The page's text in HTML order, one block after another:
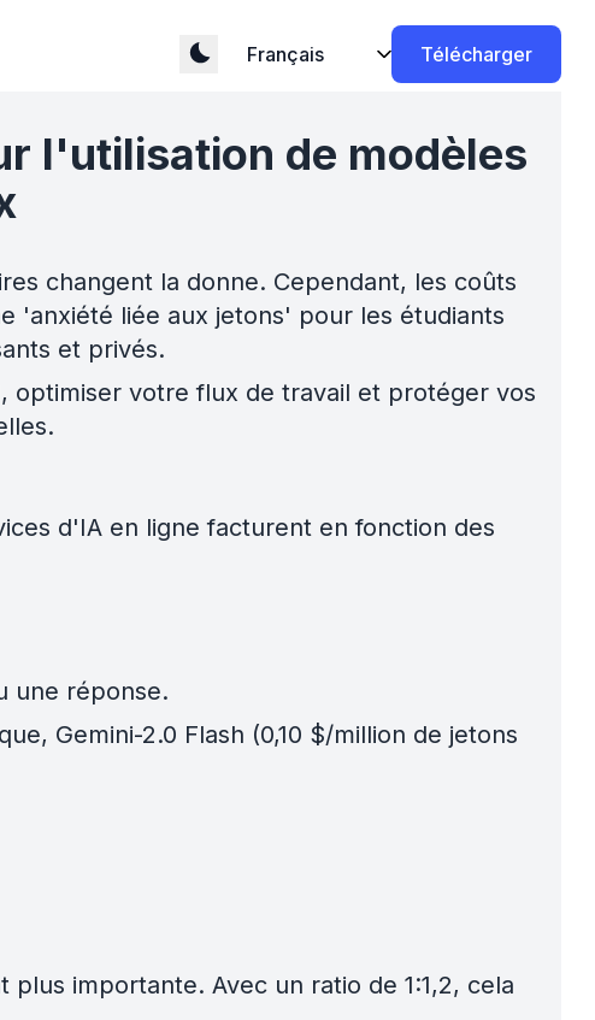
Télécharger
l'utilisation de modèles
changent la donne. Cependant, les coûts
'anxiété liée aux jetons' pour les étudiants
et privés.
optimiser votre flux de travail et protéger vos
d'IA en ligne facturent en fonction des
une réponse.
Gemini-2.0 Flash (0,10 $/million de jetons
importante. Avec un ratio de 1:1,2, cela